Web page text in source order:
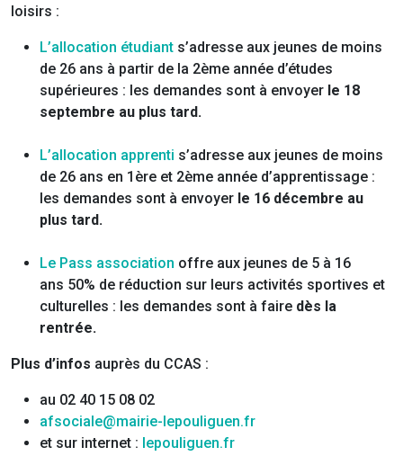
loisirs :
L’allocation étudiant s’adresse aux jeunes de moins
de 26 ans à partir de la 2ème année d’études
supérieures : les demandes sont à envoyer le 18
septembre au plus tard.
L’allocation apprenti s’adresse aux jeunes de moins
de 26 ans en 1ère et 2ème année d’apprentissage :
les demandes sont à envoyer le 16 décembre au
plus tard.
Le Pass association offre aux jeunes de 5 à 16
ans 50% de réduction sur leurs activités sportives et
culturelles : les demandes sont à faire dès la
rentrée.
Plus d’infos auprès du CCAS :
au 02 40 15 08 02
afsociale@mairie-lepouliguen.fr
et sur internet : lepouliguen.fr